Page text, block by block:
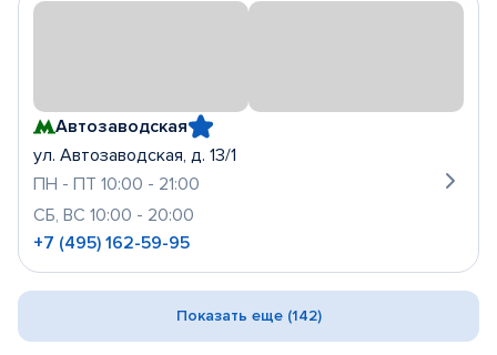
Автозаводская
ул. Автозаводская, д. 13/1
ПН - ПТ 10:00 - 21:00
СБ, ВС 10:00 - 20:00
+7 (495) 162-59-95
Показать еще (142)